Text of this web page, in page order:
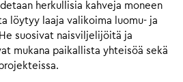
herkullisia kahveja moneen
löytyy laaja valikoima luomu- ja
suosivat naisviljelijöitä ja
mukana paikallista yhteisöä sekä